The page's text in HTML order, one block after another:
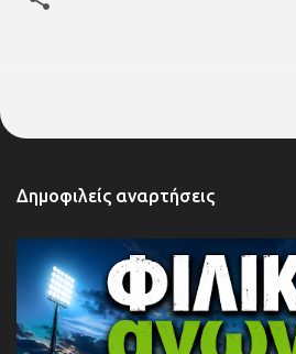
Δημοφιλείς αναρτήσεις